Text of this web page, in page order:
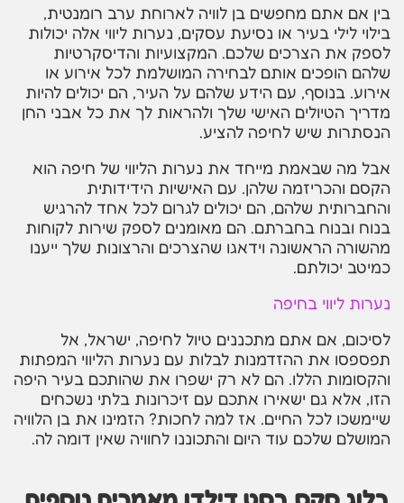
בין אם אתם מחפשים בן לוויה לארוחת ערב רומנטית,
בילוי לילי בעיר או נסיעת עסקים, נערות ליווי אלה יכולות
לספק את הצרכים שלכם. המקצועיות והדיסקרטיות
שלהם הופכים אותם לבחירה המושלמת לכל אירוע או
אירוע. בנוסף, עם הידע שלהם על העיר, הם יכולים להיות
מדריך הטיולים האישי שלך ולהראות לך את כל אבני החן
הנסתרות שיש לחיפה להציע.
אבל מה שבאמת מייחד את נערות הליווי של חיפה הוא
הקסם והכריזמה שלהן. עם האישיות הידידותית
והחברותית שלהם, הם יכולים לגרום לכל אחד להרגיש
בנוח ובנוח בחברתם. הם מאומנים לספק שירות לקוחות
מהשורה הראשונה וידאגו שהצרכים והרצונות שלך ייענו
כמיטב יכולתם.
נערות ליווי בחיפה
לסיכום, אם אתם מתכננים טיול לחיפה, ישראל, אל
תפספסו את ההזדמנות לבלות עם נערות הליווי המפתות
והקסומות הללו. הם לא רק ישפרו את שהותכם בעיר היפה
הזו, אלא גם ישאירו אתכם עם זיכרונות בלתי נשכחים
שיימשכו לכל החיים. אז למה לחכות? הזמינו את בן הלוויה
המושלם שלכם עוד היום והתכוננו לחוויה שאין דומה לה.